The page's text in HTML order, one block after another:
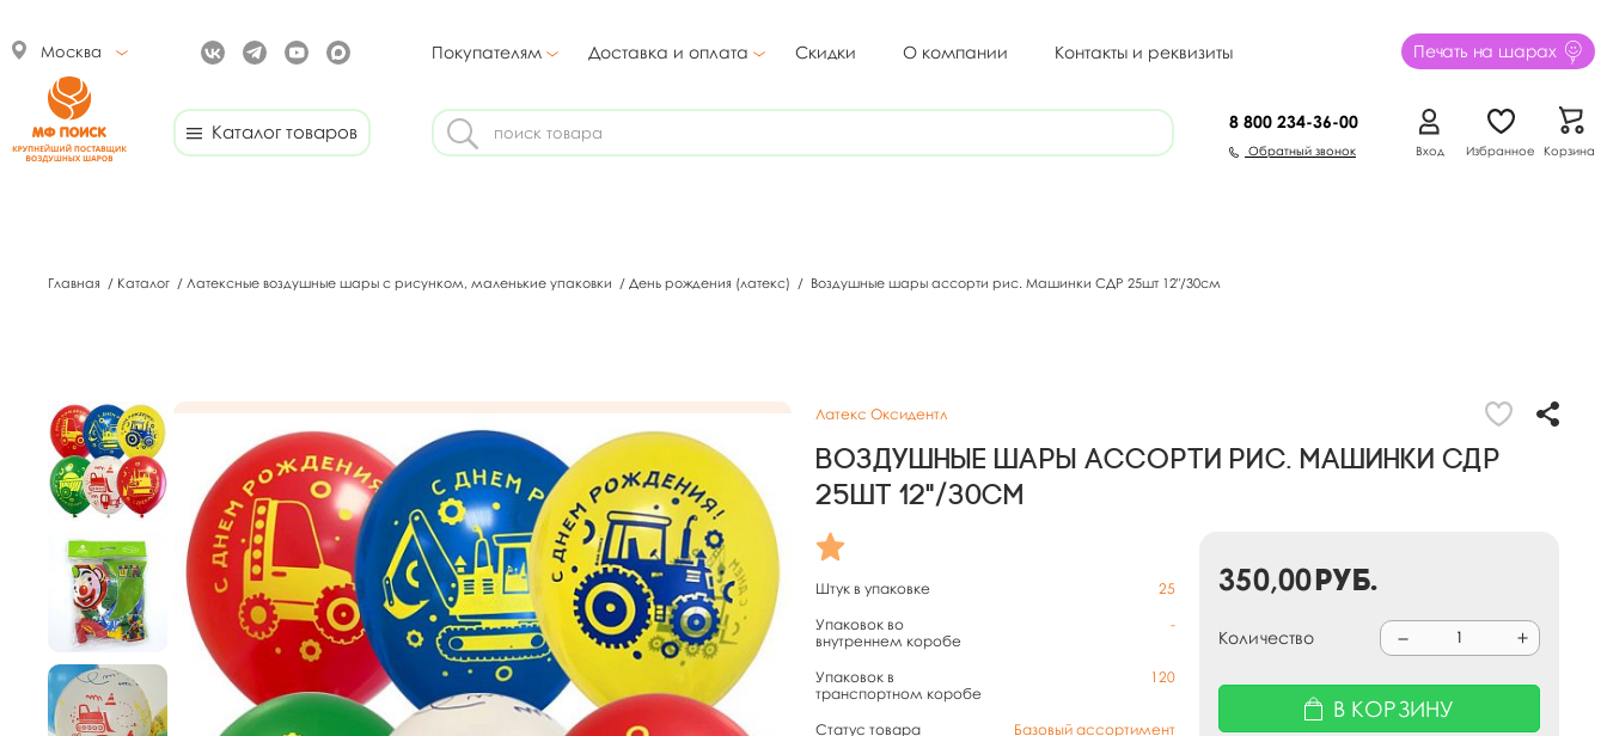
Москва Покупателям Доставка и оплата Скидки О компании Контакты и реквизиты Печать на шарах
Каталог товаров 8 800 234-36-00
Обратный звонок Вход Избранное Корзина
Главная / Каталог / Латексные воздушные шары с рисунком, маленькие упаковки / День рождения (латекс) / Воздушные шары ассорти рис. Машинки СДР 25шт 12"/30см
Латекс Оксидентл
Воздушные шары ассорти рис. Машинки СДР
25шт 12"/30см
Штук в упаковке
25
Упаковок во
внутреннем коробе
-
Упаковок в
транспортном коробе
120
Статус товара
Базовый ассортимент
350,00руб.
Количество
В КОРЗИНУ